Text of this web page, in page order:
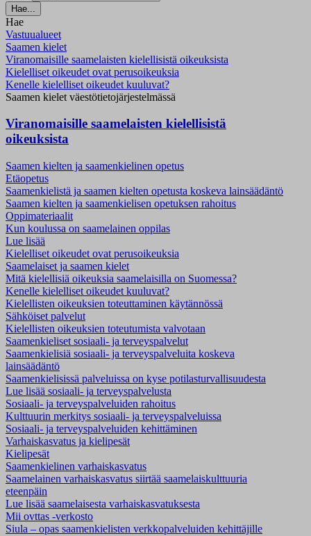
Hae...
Hae
Vastuualueet
Saamen kielet
Viranomaisille saamelaisten kielellisistä oikeuksista
Kielelliset oikeudet ovat perusoikeuksia
Kenelle kielelliset oikeudet kuuluvat?
Saamen kielet väestötietojärjestelmässä
Viranomaisille saamelaisten kielellisistä
oikeuksista
Saamen kielten ja saamenkielinen opetus
Etäopetus
Saamenkielistä ja saamen kielten opetusta koskeva lainsäädäntö
Saamen kielten ja saamenkielisen opetuksen rahoitus
Oppimateriaalit
Kun koulussa on saamelainen oppilas
Lue lisää
Kielelliset oikeudet ovat perusoikeuksia
Saamelaiset ja saamen kielet
Mitä kielellisiä oikeuksia saamelaisilla on Suomessa?
Kenelle kielelliset oikeudet kuuluvat?
Kielellisten oikeuksien toteuttaminen käytännössä
Sähköiset palvelut
Kielellisten oikeuksien toteutumista valvotaan
Saamenkieliset sosiaali- ja terveyspalvelut
Saamenkielisiä sosiaali- ja terveyspalveluita koskeva
lainsäädäntö
Saamenkielisissä palveluissa on kyse potilasturvallisuudesta
Lue lisää sosiaali- ja terveyspalvelusta
Sosiaali- ja terveyspalveluiden rahoitus
Kulttuurin merkitys sosiaali- ja terveyspalveluissa
Sosiaali- ja terveyspalveluiden kehittäminen
Varhaiskasvatus ja kielipesät
Kielipesät
Saamenkielinen varhaiskasvatus
Saamelainen varhaiskasvatus siirtää saamelaiskulttuuria
eteenpäin
Lue lisää saamelaisesta varhaiskasvatuksesta
Mii ovttas -verkosto
Siula – opas saamenkielisten verkkopalveluiden kehittäjille